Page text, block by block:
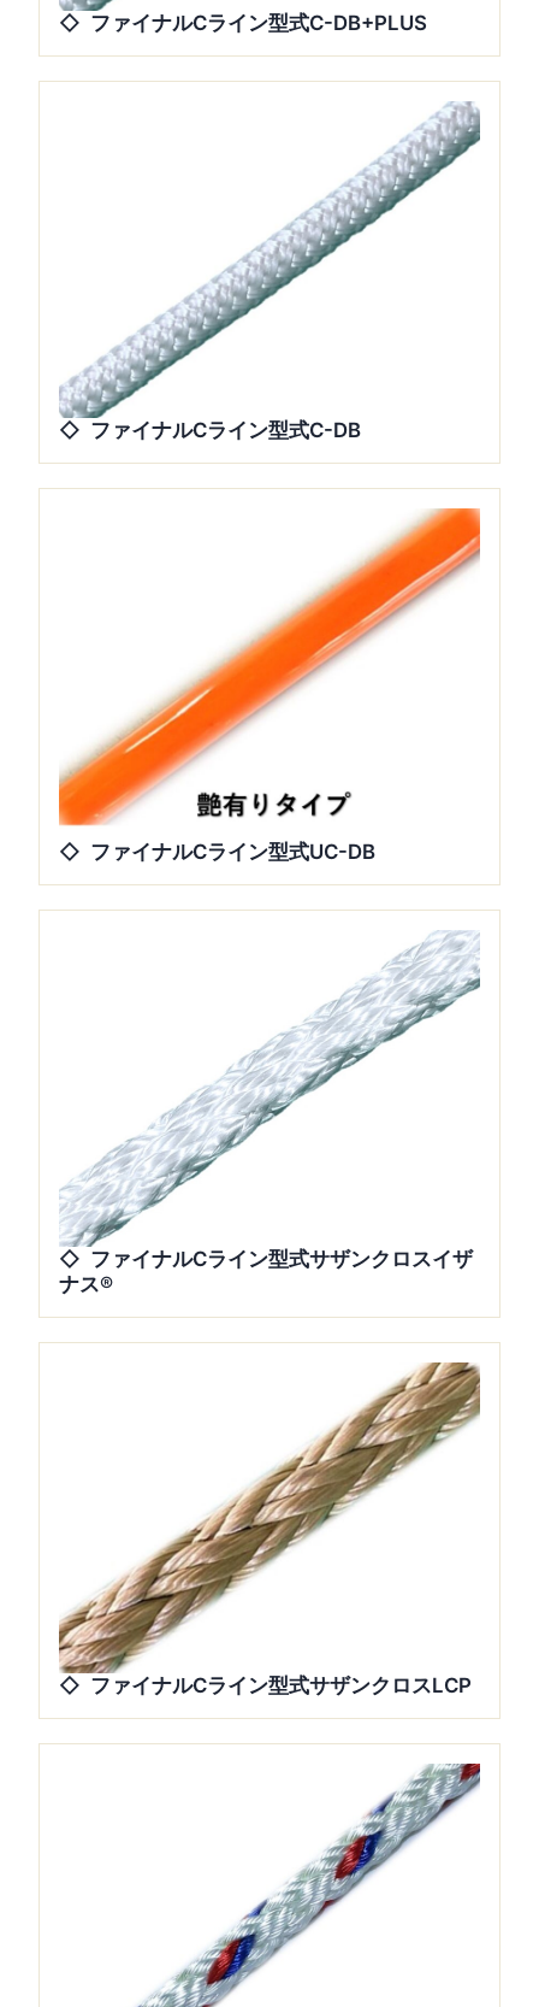
ファイナルCライン型式C-DB+PLUS
ファイナルCライン型式C-DB
ファイナルCライン型式UC-DB
ファイナルCライン型式サザンクロスイザ
ナス®
ファイナルCライン型式サザンクロスLCP